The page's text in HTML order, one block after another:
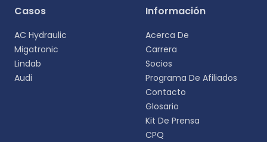
Selecciona tu idioma
más personalizada.
Casos
AC Hydraulic
Migatronic
Lindab
Audi
Información
Acerca De
Carrera
Socios
Programa De Afiliados
Contacto
Glosario
Kit De Prensa
CPQ